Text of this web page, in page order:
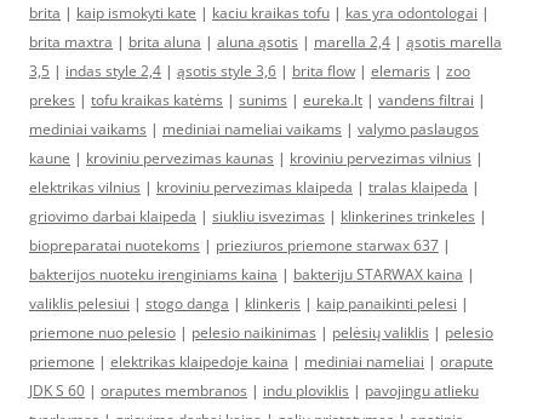
brita | kaip ismokyti kate | kaciu kraikas tofu | kas yra odontologai |
brita maxtra | brita aluna | aluna ąsotis | marella 2,4 | ąsotis marella
3,5 | indas style 2,4 | ąsotis style 3,6 | brita flow | elemaris | zoo
prekes | tofu kraikas katėms | sunims | eureka.lt | vandens filtrai |
mediniai vaikams | mediniai nameliai vaikams | valymo paslaugos
kaune | kroviniu pervezimas kaunas | kroviniu pervezimas vilnius |
elektrikas vilnius | kroviniu pervezimas klaipeda | tralas klaipeda |
griovimo darbai klaipeda | siukliu isvezimas | klinkerines trinkeles |
biopreparatai nuotekoms | prieziuros priemone starwax 637 |
bakterijos nuoteku irenginiams kaina | bakteriju STARWAX kaina |
valiklis pelesiui | stogo danga | klinkeris | kaip panaikinti pelesi |
priemone nuo pelesio | pelesio naikinimas | pelėsių valiklis | pelesio
priemone | elektrikas klaipedoje kaina | mediniai nameliai | orapute
JDK S 60 | oraputes membranos | indu ploviklis | pavojingu atlieku